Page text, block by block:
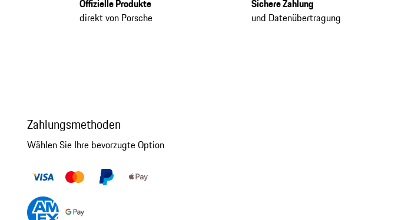
Offizielle Produkte
direkt von Porsche
Sichere Zahlung
und Datenübertragung
Zahlungsmethoden
Wählen Sie Ihre bevorzugte Option